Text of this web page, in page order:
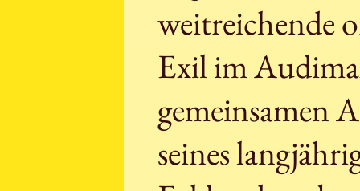
weitreichende
Exil im
gemeinsamen
seines